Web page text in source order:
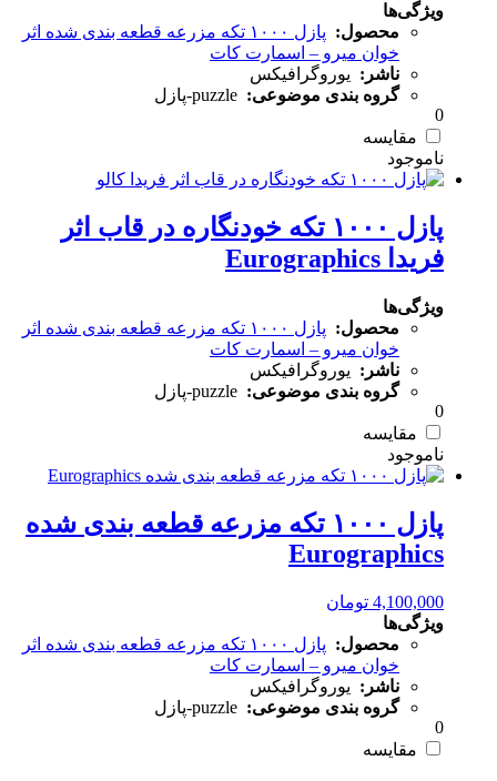
ویژگی‌ها
محصول:
پازل ۱۰۰۰ تکه مزرعه قطعه بندی شده اثر
خوان میرو – اسمارت کات
ناشر: یوروگرافیکس
گروه بندی موضوعی: puzzle-پازل
0
مقایسه
پازل ۱۰۰۰ تکه خودنگاره در قاب اثر
فریدا Eurographics
ویژگی‌ها
محصول:
پازل ۱۰۰۰ تکه مزرعه قطعه بندی شده اثر
خوان میرو – اسمارت کات
ناشر: یوروگرافیکس
گروه بندی موضوعی: puzzle-پازل
0
مقایسه
پازل ۱۰۰۰ تکه مزرعه قطعه بندی شده
Eurographics
4,100,000 تومان
ویژگی‌ها
محصول:
پازل ۱۰۰۰ تکه مزرعه قطعه بندی شده اثر
خوان میرو – اسمارت کات
ناشر: یوروگرافیکس
گروه بندی موضوعی: puzzle-پازل
0
مقایسه